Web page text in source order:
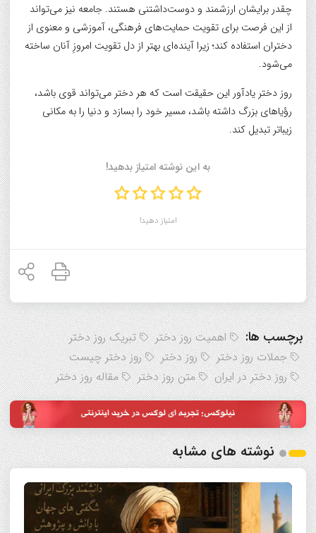
چقدر برایشان ارزشمند و دوست‌داشتنی هستند. جامعه نیز می‌تواند
از این فرصت برای تقویت حمایت‌های فرهنگی، آموزشی و معنوی از
دختران استفاده کند؛ زیرا آینده‌ای بهتر از دل تقویت امروزِ آنان ساخته
می‌شود.
روز دختر یادآور این حقیقت است که هر دختر می‌تواند قوی باشد،
رؤیاهای بزرگ داشته باشد، مسیر خود را بسازد و دنیا را به مکانی
زیباتر تبدیل کند.
به این نوشته امتیاز بدهید!
امتیاز دهید!
برچسب ها: اهمیت روز دختر
تبریک روز دختر
جملات روز دختر
روز دختر
روز دختر چیست
روز دختر در ایران
متن روز دختر مقاله روز دختر
نوشته های مشابه